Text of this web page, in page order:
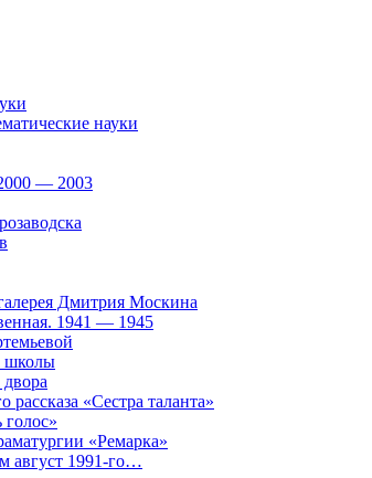
науки
— 2003
Дмитрия Москина
1941 — 1945
школы
рассказа «Сестра таланта»
«Ремарка»
август 1991-го…